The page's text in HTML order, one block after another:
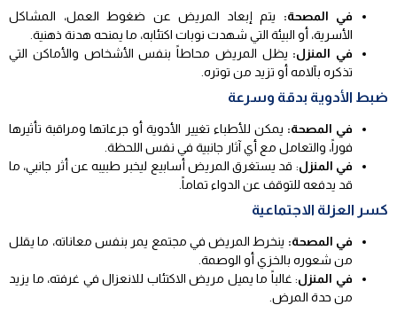
في المصحة: يتم إبعاد المريض عن ضغوط العمل، المشاكل
الأسرية، أو البيئة التي شهدت نوبات اكتئابه، ما يمنحه هدنة ذهنية.
في المنزل: يظل المريض محاطاً بنفس الأشخاص والأماكن التي
تذكره بآلامه أو تزيد من توتره.
ضبط الأدوية بدقة وسرعة
في المصحة: يمكن للأطباء تغيير الأدوية أو جرعاتها ومراقبة تأثيرها
فوراً، والتعامل مع أي آثار جانبية في نفس اللحظة.
في المنزل: قد يستغرق المريض أسابيع ليخبر طبيبه عن أثر جانبي، ما
قد يدفعه للتوقف عن الدواء تماماً.
كسر العزلة الاجتماعية
في المصحة: ينخرط المريض في مجتمع يمر بنفس معاناته، ما يقلل
من شعوره بالخزي أو الوصمة.
في المنزل: غالباً ما يميل مريض الاكتئاب للانعزال في غرفته، ما يزيد
من حدة المرض.